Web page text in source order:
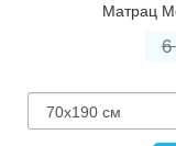
Матрац
6